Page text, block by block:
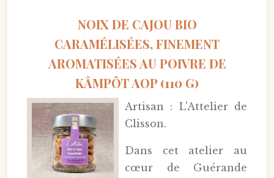
NOIX DE CAJOU BIO
CARAMÉLISÉES, FINEMENT
AROMATISÉES AU POIVRE DE
KÂMPÔT AOP (110 G)
Artisan : L'Attelier de
Clisson.
Dans cet atelier au
cœur de Guérande